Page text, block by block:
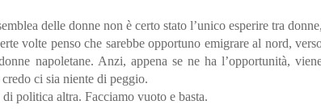
delle donne non è certo stato l’unico esperire tra donne,
volte penso che sarebbe opportuno emigrare al nord,
napoletane. Anzi, appena se ne ha l’opportunità,
ci sia niente di peggio.
politica altra. Facciamo vuoto e basta.